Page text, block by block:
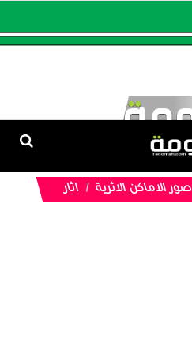
صور الاماكن الاثرية اثار